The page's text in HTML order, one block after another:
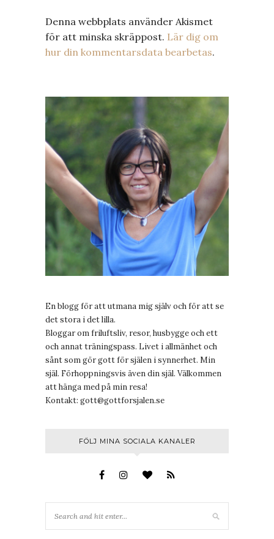
Denna webbplats använder Akismet
för att minska skräppost. Lär dig om
hur din kommentarsdata bearbetas.
En blogg för att utmana mig själv och för att se
det stora i det lilla.
Bloggar om friluftsliv, resor, husbygge och ett
och annat träningspass. Livet i allmänhet och
sånt som gör gott för själen i synnerhet. Min
själ. Förhoppningsvis även din själ. Välkommen
att hänga med på min resa!
Kontakt: gott@gottforsjalen.se
FÖLJ MINA SOCIALA KANALER